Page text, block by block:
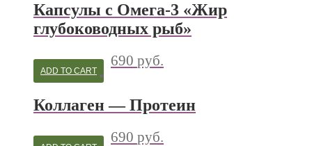
Капсулы с Омега-3 «Жир
глубоководных рыб»
690 руб.
ADD TO CART
Коллаген — Протеин
690 руб.